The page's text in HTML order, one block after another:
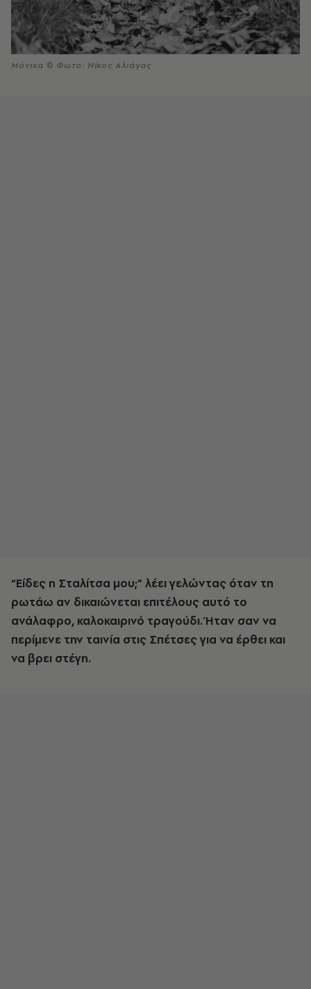
Μόνικα © Φωτο: Νίκος Αλιάγας
“Είδες η Σταλίτσα μου;” λέει γελώντας όταν τη
ρωτάω αν δικαιώνεται επιτέλους αυτό το
ανάλαφρο, καλοκαιρινό τραγούδι. Ήταν σαν να
περίμενε την ταινία στις Σπέτσες για να έρθει και
να βρει στέγη.